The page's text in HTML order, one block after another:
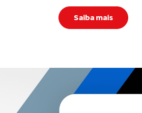
Saiba mais